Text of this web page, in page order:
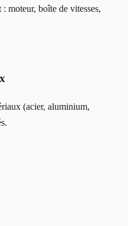
moteur, boîte de vitesses,
(acier, aluminium,